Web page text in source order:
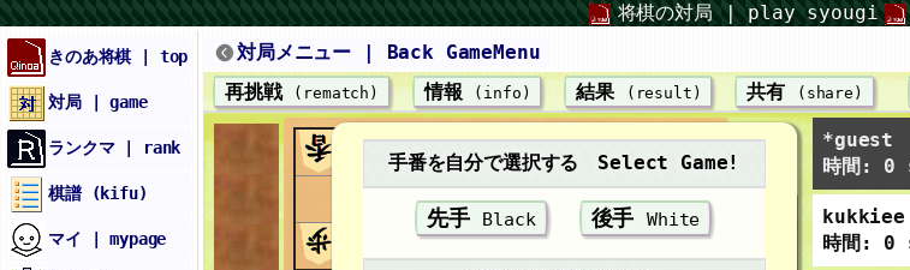
きのあ将棋 | top
対局 | game
ランクマ | rank
棋譜 (kifu)
マイ | mypage
将棋の対局 | play syougi
対局メニュー | Back GameMenu
再挑戦
(rematch) 情報 (info) 結果 (result) 共有 (share)
手番を自分で選択する Select Game!
先手 Black 後手White
*guest
時間: 0
kukkiee
時間: 0